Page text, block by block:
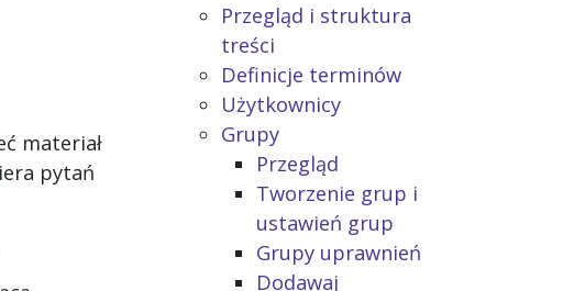
materiał
pytań
Przegląd i struktura
treści
Definicje terminów
Użytkownicy
Grupy
Przegląd
Tworzenie grup i
ustawień grup
Grupy uprawnień
Dodawaj